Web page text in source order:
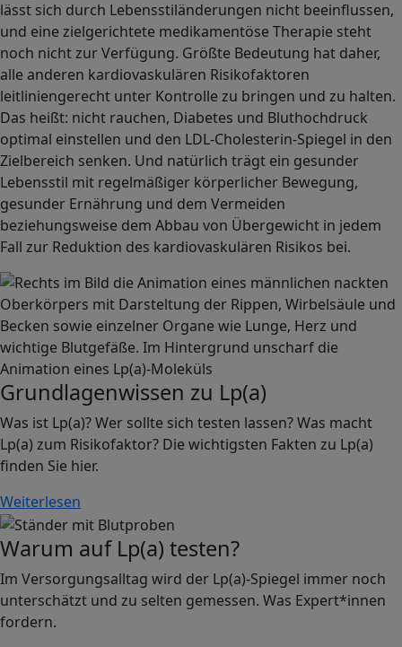
lässt sich durch Lebensstiländerungen nicht beeinflussen,
und eine zielgerichtete medikamentöse Therapie steht
noch nicht zur Verfügung. Größte Bedeutung hat daher,
alle anderen kardiovaskulären Risikofaktoren
leitliniengerecht unter Kontrolle zu bringen und zu halten.
Das heißt: nicht rauchen, Diabetes und Bluthochdruck
optimal einstellen und den LDL-Cholesterin-Spiegel in den
Zielbereich senken. Und natürlich trägt ein gesunder
Lebensstil mit regelmäßiger körperlicher Bewegung,
gesunder Ernährung und dem Vermeiden
beziehungsweise dem Abbau von Übergewicht in jedem
Fall zur Reduktion des kardiovaskulären Risikos bei.
Image
Grundlagenwissen zu Lp(a)
Was ist Lp(a)? Wer sollte sich testen lassen? Was macht
Lp(a) zum Risikofaktor? Die wichtigsten Fakten zu Lp(a)
finden Sie hier.
Weiterlesen
Image
Warum auf Lp(a) testen?
Im Versorgungsalltag wird der Lp(a)-Spiegel immer noch
unterschätzt und zu selten gemessen. Was Expert*innen
fordern.